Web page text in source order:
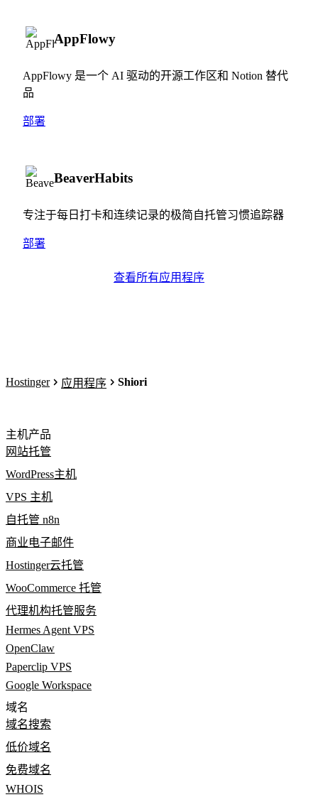
AppFlowy
AppFlowy 是一个 AI 驱动的开源工作区和 Notion 替代
品
部署
BeaverHabits
专注于每日打卡和连续记录的极简自托管习惯追踪器
部署
查看所有应用程序
Hostinger 应用程序 Shiori
主机产品
网站托管
WordPress主机
VPS 主机
自托管 n8n
商业电子邮件
Hostinger云托管
WooCommerce 托管
代理机构托管服务
Hermes Agent VPS
OpenClaw
Paperclip VPS
Google Workspace
域名
域名搜索
低价域名
免费域名
WHOIS